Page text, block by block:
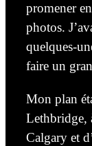
promener
photos.
quelques-
faire un
Mon plan
Lethbridge,
Calgary et